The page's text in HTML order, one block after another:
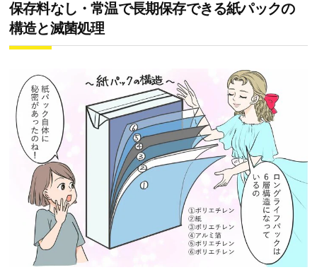
保存料なし・常温で長期保存できる紙パックの
構造と滅菌処理